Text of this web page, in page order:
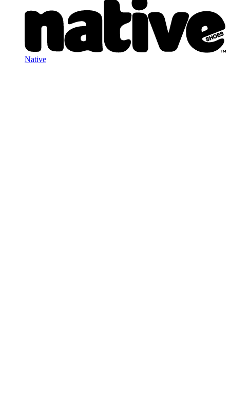
Native